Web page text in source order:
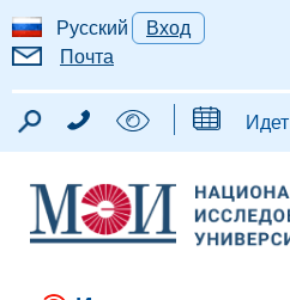
Русский
Вход
Почта
Идет